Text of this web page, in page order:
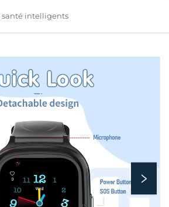
santé intelligents